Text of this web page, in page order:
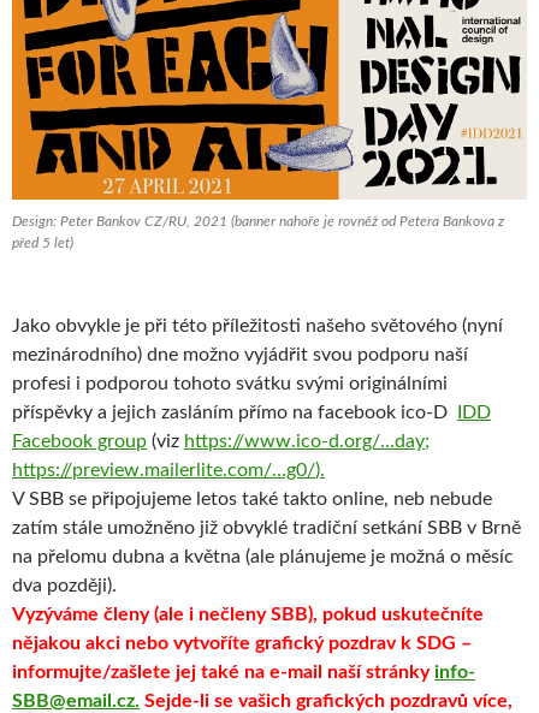
Design: Peter Bankov CZ/RU, 2021 (banner nahoře je rovněž od Petera Bankova z
před 5 let)
Jako obvykle je při této příležitosti našeho světového (nyní
mezinárodního) dne možno vyjádřit svou podporu naší
profesi i podporou tohoto svátku svými originálními
příspěvky a jejich zasláním přímo na facebook ico-D
IDD
Facebook group (viz https://www.ico-d.org/…day;
https://preview.mailerlite.com/…g0/).
V SBB se připojujeme letos také takto online, neb nebude
zatím stále umožněno již obvyklé tradiční setkání SBB v Brně
na přelomu dubna a května (ale plánujeme je možná o měsíc
dva později).
Vyzýváme členy (ale i nečleny SBB), pokud uskutečníte
nějakou akci nebo vytvoříte grafický pozdrav k SDG –
informujte/zašlete jej také na e-mail naší stránkyinfo-
SBB@email.cz. Sejde-li se vašich grafických pozdravů více,